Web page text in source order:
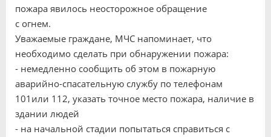
пожара явилось неосторожное обращение
с огнем.
Уважаемые граждане, МЧС напоминает, что
необходимо сделать при обнаружении пожара:
- немедленно сообщить об этом в пожарную
аварийно-спасательную службу по телефонам
101или 112, указать точное место пожара, наличие в
здании людей
- на начальной стадии попытаться справиться с